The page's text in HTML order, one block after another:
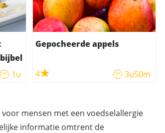
1u
Gepocheerde appels
4
3u50m
mensen met een voedselallergie
informatie omtrent de